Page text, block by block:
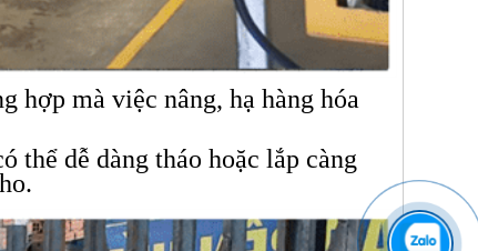
hợp mà việc nâng, hạ hàng hóa
thể dễ dàng tháo hoặc lắp càng